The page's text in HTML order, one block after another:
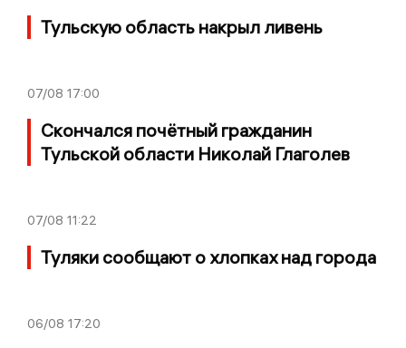
Тульскую область накрыл ливень
07/08 17:00
Скончался почётный гражданин
Тульской области Николай Глаголев
07/08 11:22
Туляки сообщают о хлопках над города
06/08 17:20